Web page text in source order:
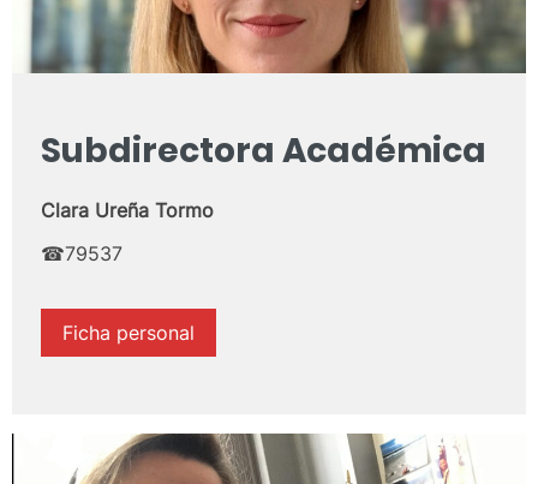
Subdirectora Académica
Clara Ureña Tormo
☎79537
Ficha personal